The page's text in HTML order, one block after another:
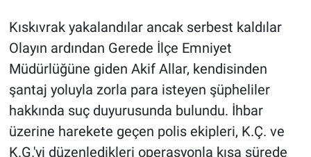
Kıskıvrak yakalandılar ancak serbest kaldılar
Olayın ardından Gerede İlçe Emniyet
Müdürlüğüne giden Akif Allar, kendisinden
şantaj yoluyla zorla para isteyen şüpheliler
hakkında suç duyurusunda bulundu. İhbar
üzerine harekete geçen polis ekipleri, K.Ç. ve
K.G.'yi düzenledikleri operasyonla kısa sürede